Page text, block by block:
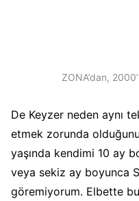
ZONA’dan,
De Keyzer neden aynı
etmek zorunda
yaşında kendimi 10 ay
veya sekiz ay boyunca
göremiyorum. Elbette